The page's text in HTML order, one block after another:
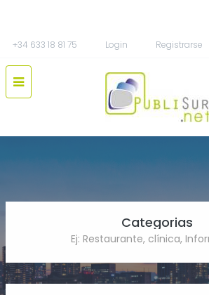
+34 633 18 81 75 Login Registrarse
Categorias